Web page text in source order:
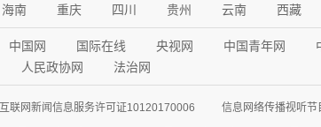
海南 重庆 四川 贵州 云南 西藏
中国网 国际在线 央视网 中国青年网
人民政协网 法治网
互联网新闻信息服务许可证10120170006 信息网络传播视听